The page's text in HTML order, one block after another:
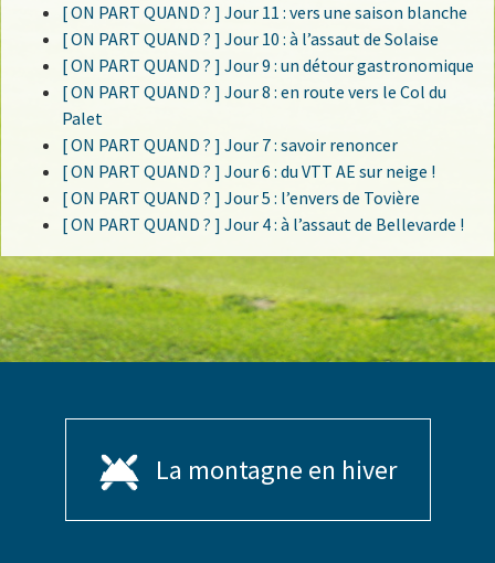
[ ON PART QUAND ? ] Jour 11 : vers une saison blanche
[ ON PART QUAND ? ] Jour 10 : à l’assaut de Solaise
[ ON PART QUAND ? ] Jour 9 : un détour gastronomique
[ ON PART QUAND ? ] Jour 8 : en route vers le Col du
Palet
[ ON PART QUAND ? ] Jour 7 : savoir renoncer
[ ON PART QUAND ? ] Jour 6 : du VTT AE sur neige !
[ ON PART QUAND ? ] Jour 5 : l’envers de Tovière
[ ON PART QUAND ? ] Jour 4 : à l’assaut de Bellevarde !
La montagne en hiver